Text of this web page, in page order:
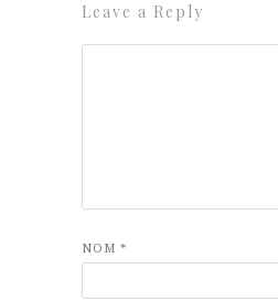
Leave a Reply
NOM *